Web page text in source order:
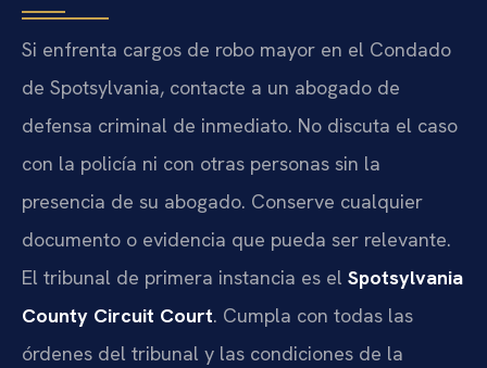
Si enfrenta cargos de robo mayor en el Condado
de Spotsylvania, contacte a un abogado de
defensa criminal de inmediato. No discuta el caso
con la policía ni con otras personas sin la
presencia de su abogado. Conserve cualquier
documento o evidencia que pueda ser relevante.
El tribunal de primera instancia es el Spotsylvania
County Circuit Court. Cumpla con todas las
órdenes del tribunal y las condiciones de la